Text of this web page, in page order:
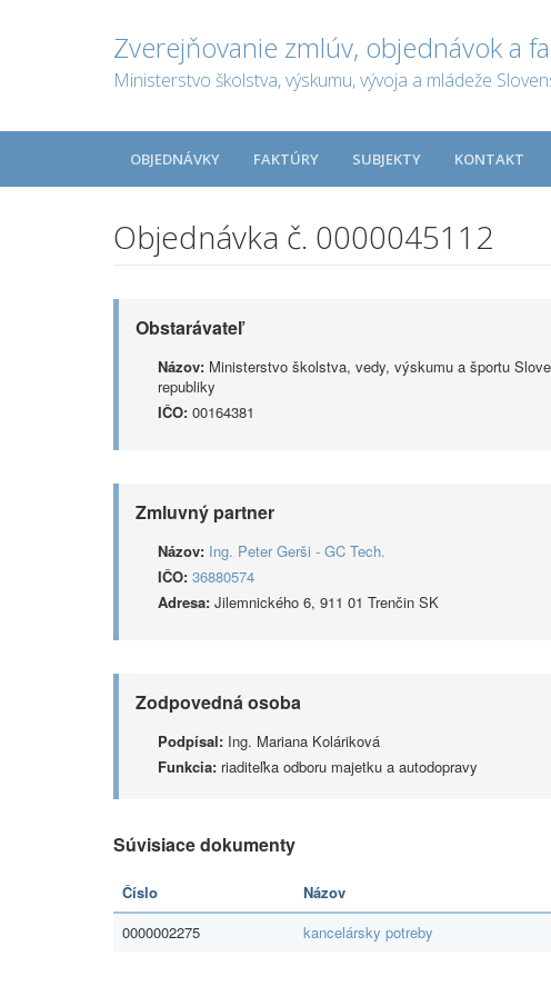
Zverejňovanie zmlúv, objednávok a
Ministerstvo školstva, výskumu, vývoja a mládeže
OBJEDNÁVKY FAKTÚRY SUBJEKTY KONTAKT
Objednávka č. 0000045112
Obstarávateľ
Názov: Ministerstvo školstva, vedy, výskumu a športu
republiky
IČO: 00164381
Zmluvný partner
Názov: Ing. Peter Gerši - GC Tech.
IČO: 36880574
Adresa: Jilemnického 6, 911 01 Trenčin SK
Zodpovedná osoba
Podpísal: Ing. Mariana Koláriková
Funkcia: riaditeľka odboru majetku a autodopravy
Súvisiace dokumenty
Číslo Názov
0000002275
kancelársky potreby